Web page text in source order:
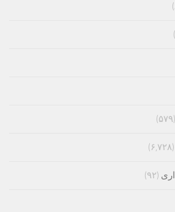
(۵۷۹)
(۶,۷۲۸)
(۹۲)